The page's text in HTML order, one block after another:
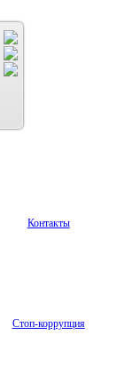
Контакты
Стоп-коррупция